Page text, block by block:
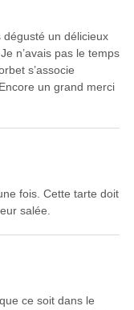
dégusté un délicieux
n’avais pas le temps
s’associe
un grand merci
fois. Cette tarte doit
salée.
ce soit dans le